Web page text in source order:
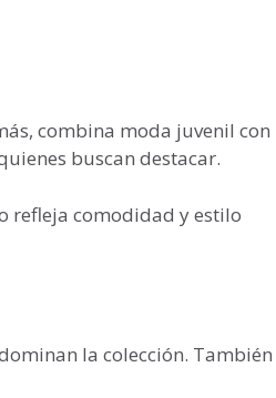
combina moda juvenil con
buscan destacar.
refleja comodidad y estilo
la colección. También